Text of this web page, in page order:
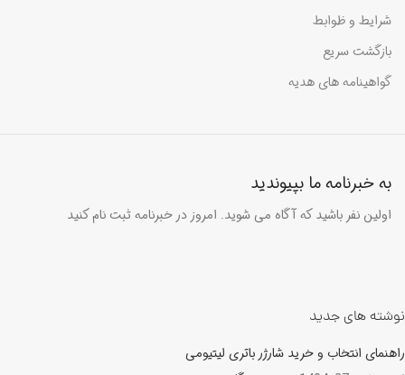
شرایط و ظوابط
بازگشت سریع
گواهینامه های هدیه
به خبرنامه ما بپیوندید
اولین نفر باشید که آگاه می شوید. امروز در خبرنامه ثبت نام کنید
نوشته های جدید
راهنمای انتخاب و خرید شارژر باتری لیتیومی